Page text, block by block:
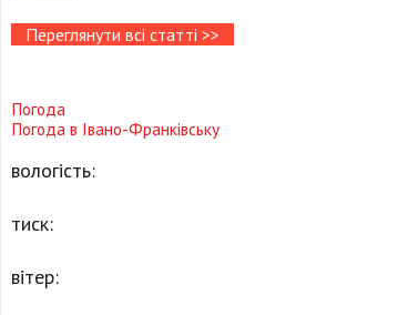
Переглянути всі статті >>
Погода
Погода в Івано-Франківську
вологість:
тиск:
вітер: